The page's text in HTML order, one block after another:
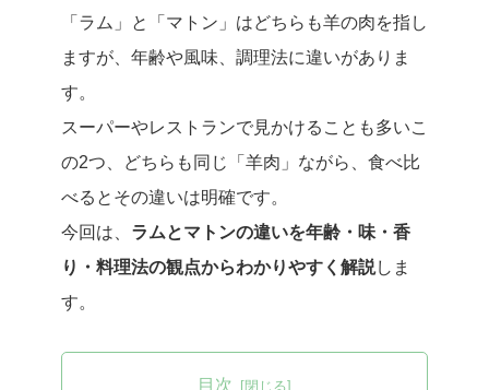
「ラム」と「マトン」はどちらも羊の肉を指し
ますが、年齢や風味、調理法に違いがありま
す。
スーパーやレストランで見かけることも多いこ
の2つ、どちらも同じ「羊肉」ながら、食べ比
べるとその違いは明確です。
今回は、 ラムとマトンの違いを年齢・味・香
り・料理法の観点からわかりやすく解説しま
す。
目次